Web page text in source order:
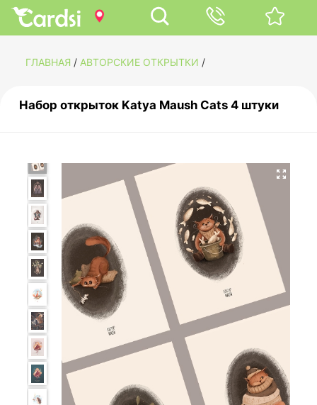
ГЛАВНАЯ / АВТОРСКИЕ ОТКРЫТКИ /
Набор открыток Katya Maush Cats 4 штуки